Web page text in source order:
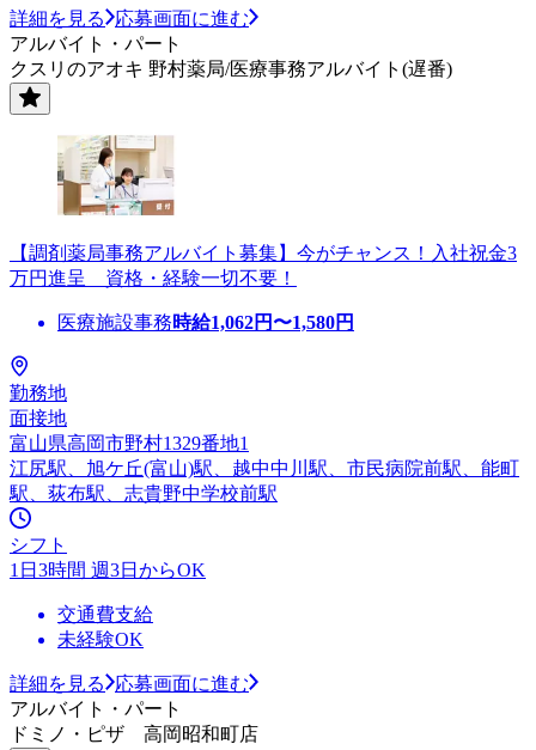
詳細を見る
応募画面に進む
アルバイト・パート
クスリのアオキ 野村薬局/医療事務アルバイト(遅番)
【調剤薬局事務アルバイト募集】今がチャンス！入社祝金3
万円進呈 資格・経験一切不要！
医療施設事務時給1,062円〜1,580円
勤務地
面接地
富山県高岡市野村1329番地1
江尻駅、旭ケ丘(富山)駅、越中中川駅、市民病院前駅、能町
駅、荻布駅、志貴野中学校前駅
シフト
1日3時間 週3日からOK
交通費支給
未経験OK
詳細を見る
応募画面に進む
アルバイト・パート
ドミノ・ピザ 高岡昭和町店